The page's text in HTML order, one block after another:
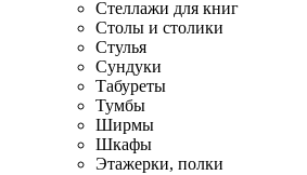
Стеллажи для книг
Столы и столики
Стулья
Сундуки
Табуреты
Тумбы
Ширмы
Шкафы
Этажерки, полки